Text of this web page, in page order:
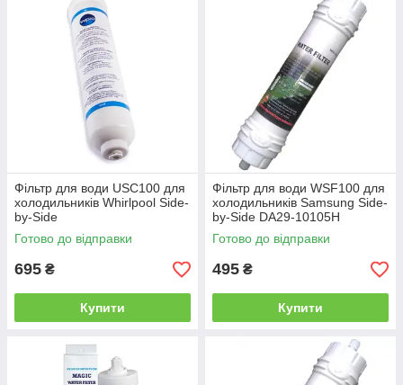
Фільтр для води USC100 для
холодильників Whirlpool Side-
by-Side
Готово до відправки
695 ₴
Купити
Фільтр для води WSF100 для
холодильників Samsung Side-
by-Side DA29-10105H
Готово до відправки
495 ₴
Купити